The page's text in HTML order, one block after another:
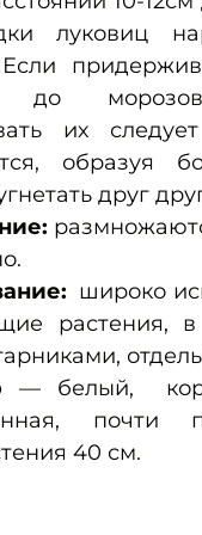
луковиц
до
их
образуя
друг
широко
растения,
— белый,
почти
40 см.